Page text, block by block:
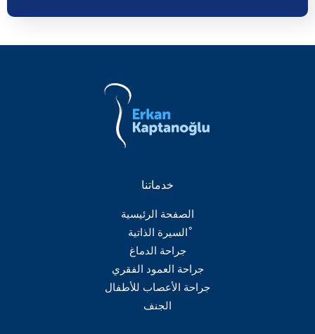
خدماتنا
الصفحة الرئيسية
ْالسيرة الذاتية
جراحة الدماغ
جراحة العمود الفقري
جراحة الأعصاب للأطفال
الجنف